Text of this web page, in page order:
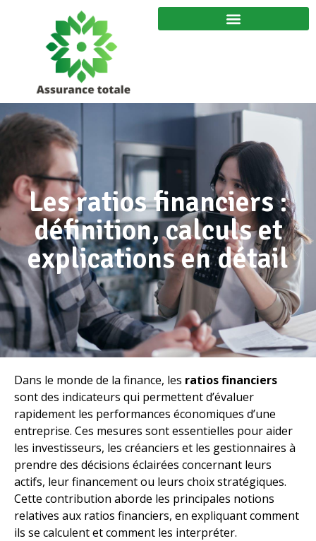
Les ratios financiers :
définition, calculs et
explications en détail
Dans le monde de la finance, les ratios financiers
sont des indicateurs qui permettent d’évaluer
rapidement les performances économiques d’une
entreprise. Ces mesures sont essentielles pour aider
les investisseurs, les créanciers et les gestionnaires à
prendre des décisions éclairées concernant leurs
actifs, leur financement ou leurs choix stratégiques.
Cette contribution aborde les principales notions
relatives aux ratios financiers, en expliquant comment
ils se calculent et comment les interpréter.